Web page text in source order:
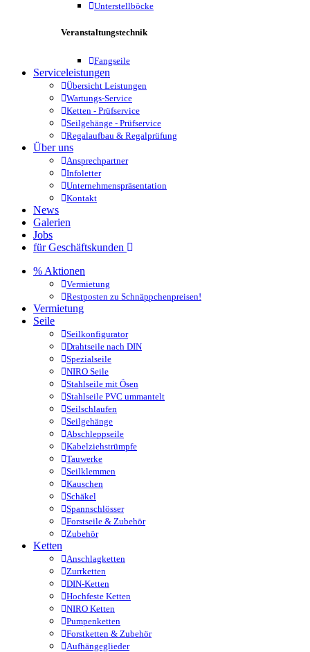
Unterstellböcke
Veranstaltungstechnik
Fangseile
Serviceleistungen
Übersicht Leistungen
Wartungs-Service
Ketten - Prüfservice
Seilgehänge - Prüfservice
Regalaufbau & Regalprüfung
Über uns
Ansprechpartner
Infoletter
Unternehmenspräsentation
Kontakt
News
Galerien
Jobs
für Geschäftskunden
% Aktionen
Vermietung
Restposten zu Schnäppchenpreisen!
Vermietung
Seile
Seilkonfigurator
Drahtseile nach DIN
Spezialseile
NIRO Seile
Stahlseile mit Ösen
Stahlseile PVC ummantelt
Seilschlaufen
Seilgehänge
Abschleppseile
Kabelziehstrümpfe
Tauwerke
Seilklemmen
Kauschen
Schäkel
Spannschlösser
Forstseile & Zubehör
Zubehör
Ketten
Anschlagketten
Zurrketten
DIN-Ketten
Hochfeste Ketten
NIRO Ketten
Pumpenketten
Forstketten & Zubehör
Aufhängeglieder